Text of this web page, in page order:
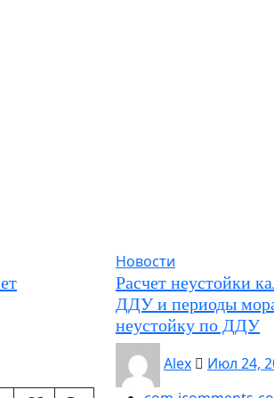
Новости
Расчет неустойки
ДДУ и периоды
неустойку по ДДУ
Alex
Июл 24,